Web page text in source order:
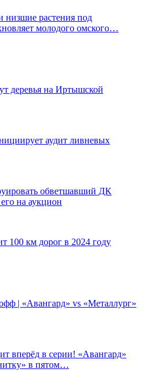
растения под
молодого омского…
деревья на Иртышской
аудит ливневых
обветшавший ДК
на аукцион
100 км дорог в 2024 году
| «Авангард» vs «Металлург»
вперёд в серии! «Авангард»
в пятом…